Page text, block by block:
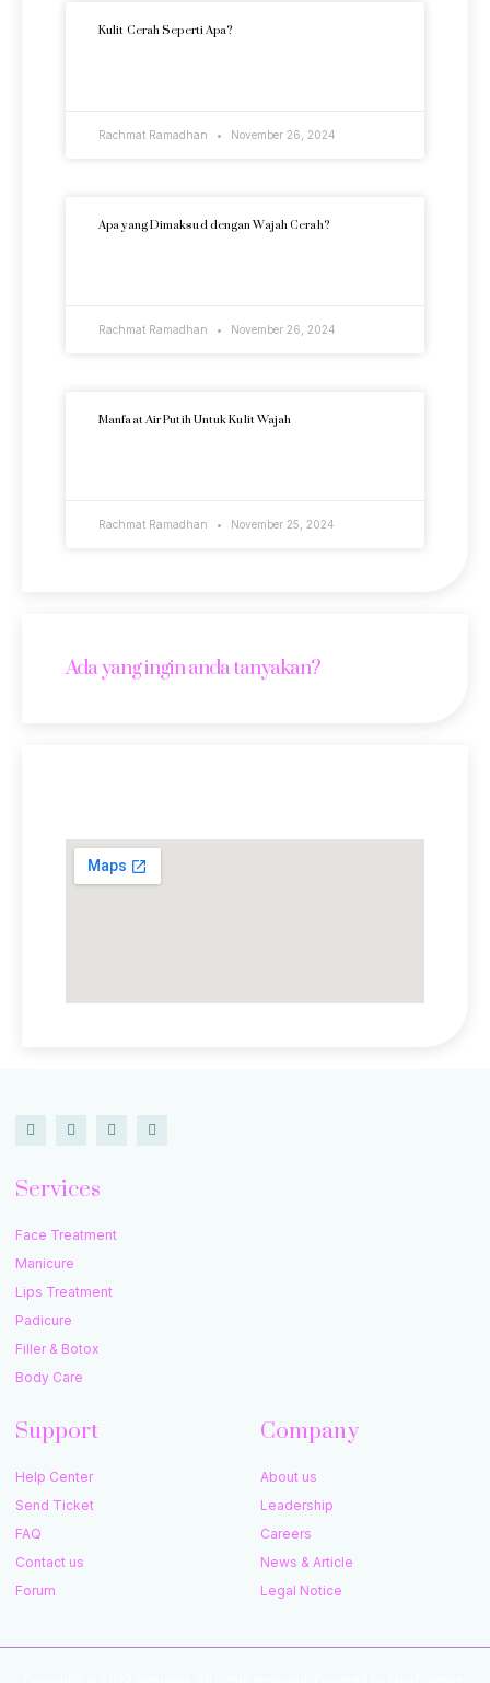
Kulit Cerah Seperti Apa?
Rachmat Ramadhan November 26, 2024
Apa yang Dimaksud dengan Wajah Cerah?
Rachmat Ramadhan November 26, 2024
Manfaat Air Putih Untuk Kulit Wajah
Rachmat Ramadhan November 25, 2024
Ada yang ingin anda tanyakan?
Services
Face Treatment
Manicure
Lips Treatment
Padicure
Filler & Botox
Body Care
Support
Help Center
Send Ticket
FAQ
Contact us
Forum
Company
About us
Leadership
Careers
News & Article
Legal Notice